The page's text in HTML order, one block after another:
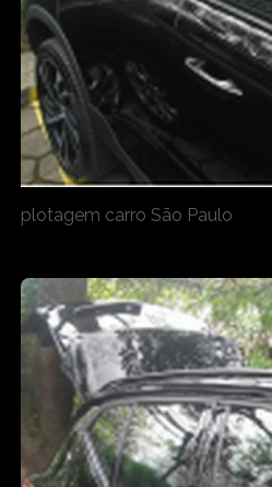
plotagem carro São Paulo